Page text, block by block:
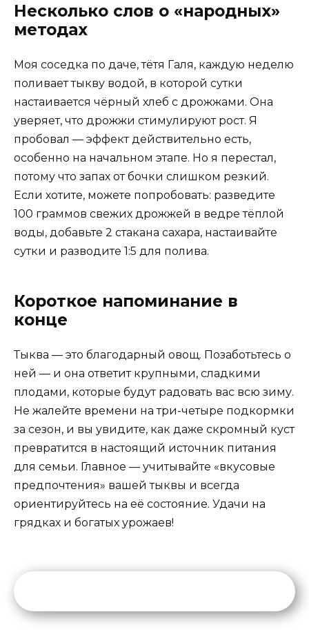
Несколько слов о «народных»
методах
Моя соседка по даче, тётя Галя, каждую неделю
поливает тыкву водой, в которой сутки
настаивается чёрный хлеб с дрожжами. Она
уверяет, что дрожжи стимулируют рост. Я
пробовал — эффект действительно есть,
особенно на начальном этапе. Но я перестал,
потому что запах от бочки слишком резкий.
Если хотите, можете попробовать: разведите
100 граммов свежих дрожжей в ведре тёплой
воды, добавьте 2 стакана сахара, настаивайте
сутки и разводите 1:5 для полива.
Короткое напоминание в
конце
Тыква — это благодарный овощ. Позаботьтесь о
ней — и она ответит крупными, сладкими
плодами, которые будут радовать вас всю зиму.
Не жалейте времени на три-четыре подкормки
за сезон, и вы увидите, как даже скромный куст
превратится в настоящий источник питания
для семьи. Главное — учитывайте «вкусовые
предпочтения» вашей тыквы и всегда
ориентируйтесь на её состояние. Удачи на
грядках и богатых урожаев!